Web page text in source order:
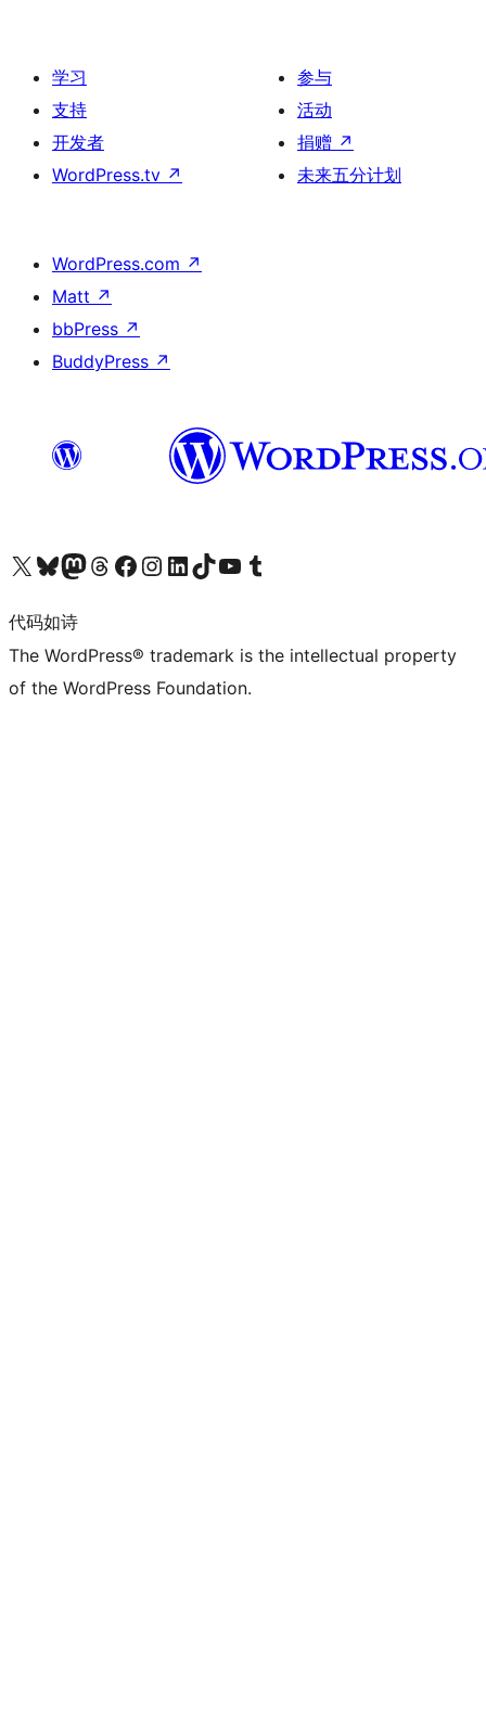
学习
支持
开发者
WordPress.tv ↗
参与
活动
捐赠 ↗
未来五分计划
WordPress.com ↗
Matt ↗
bbPress ↗
BuddyPress ↗
关注我们的 X（原 Twitter）账号访问我们的 Bluesky 账号关注我们的 Mastodon 账号访问我们的 Threads 账号 访问我们的 Facebook 公共主页关注我们的 Instagram 账号 关注我们的 LinkedIn 主页访问我们的 TikTok 账号访问我们的 YouTube 频道 访问我们的 Tumblr 账号
代码如诗
The WordPress® trademark is the intellectual property
of the WordPress Foundation.